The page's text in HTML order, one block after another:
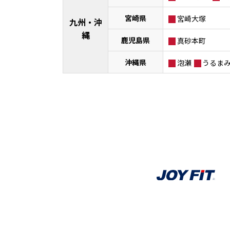
九州・沖
縄
宮崎県 宮崎大塚
鹿児島県 真砂本町
沖縄県 泡瀬 うるま